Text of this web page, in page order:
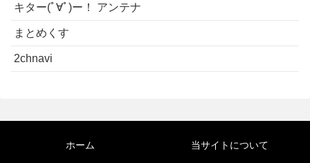
キター(ﾟ∀ﾟ)ー！ アンテナ
まとめくす
2chnavi
ホーム 当サイトについて